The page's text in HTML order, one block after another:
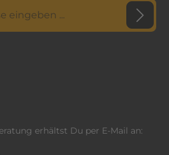
erhältst Du per E-Mail an: